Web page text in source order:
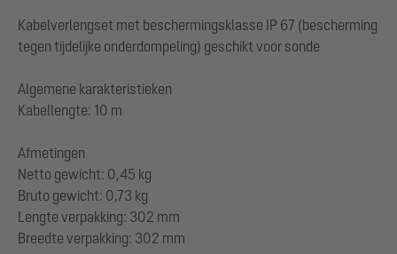
Kabelverlengset met beschermingsklasse IP 67 (bescherming
tegen tijdelijke onderdompeling) geschikt voor sonde
Algemene karakteristieken
Kabellengte: 10 m
Afmetingen
Netto gewicht: 0,45 kg
Bruto gewicht: 0,73 kg
Lengte verpakking: 302 mm
Breedte verpakking: 302 mm